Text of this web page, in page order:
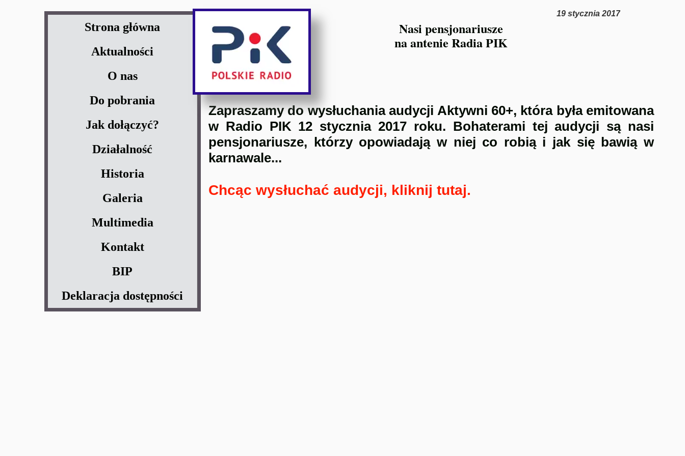
19 stycznia 2017
Zapraszamy do wysłuchania audycji Aktywni 60+, która była emitowana
w Radio PIK 12 stycznia 2017 roku. Bohaterami tej audycji są nasi
pensjonariusze, którzy opowiadają w niej co robią i jak się bawią w
karnawale...
Chcąc wysłuchać audycji, kliknij tutaj.
Nasi pensjonariusze
na antenie Radia PIK
Strona główna
Aktualności
O nas
Do pobrania
Jak dołączyć?
Działalność
Historia
Galeria
Multimedia
Kontakt
BIP
Deklaracja dostępności